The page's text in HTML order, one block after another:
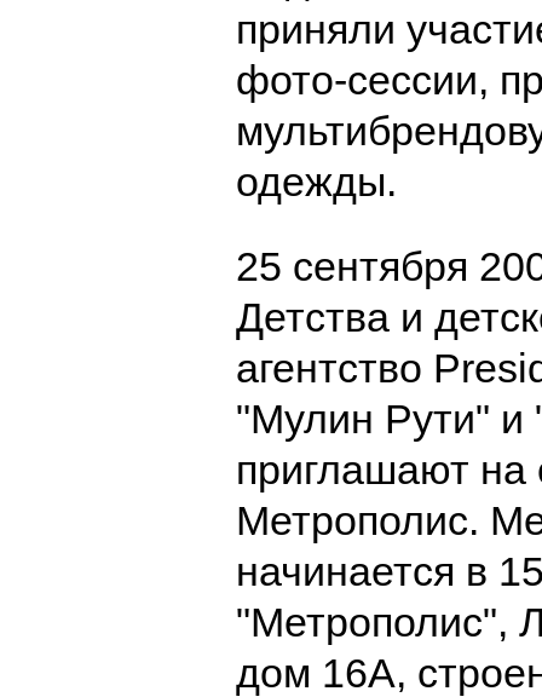
приняли
фото-сессии,
одежды.
25 сентября
Детства и
агентство
"Мулин Рути" и
приглашают на
Метрополис.
начинается в
"Метрополис",
дом 16А,